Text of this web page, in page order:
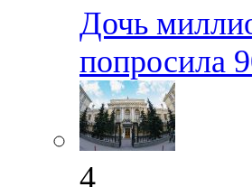
Дочь
попросила
4